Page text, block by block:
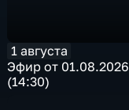
1 августа
Эфир от 01.08.2026
(14:30)